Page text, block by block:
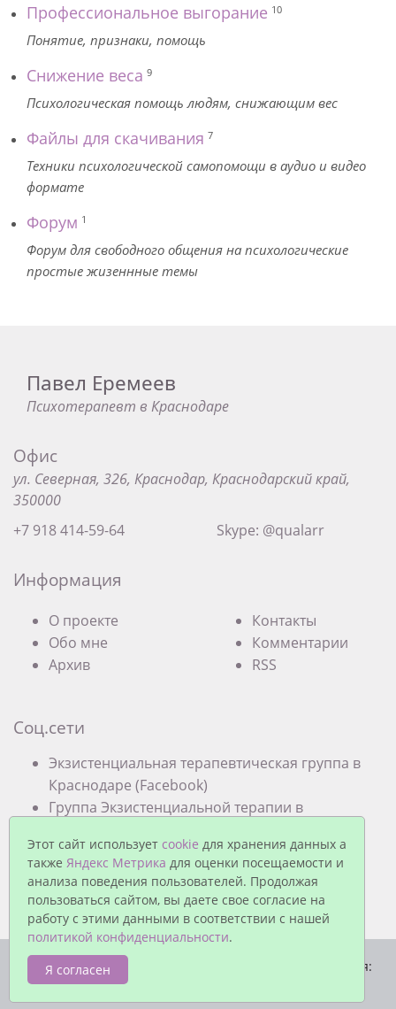
Профессиональное выгорание 10
Понятие, признаки, помощь
Снижение веса 9
Психологическая помощь людям, снижающим вес
Файлы для скачивания 7
Техники психологической самопомощи в аудио и видео
формате
Форум 1
Форум для свободного общения на психологические
простые жизеннные темы
Павел Еремеев
Психотерапевт в Краснодаре
Офис
ул. Северная, 326, Краснодар, Краснодарский край,
350000
+7 918 414-59-64
Skype: @qualarr
Информация
О проекте
Обо мне
Архив
Контакты
Комментарии
RSS
Соц.сети
Экзистенциальная терапевтическая группа в
Краснодаре (Facebook)
Группа Экзистенциальной терапии в
© Павел Еремеев, 2026. Работает на
| Время:
0.0230 | SQL: 3 | Память: 0.85MB
Этот сайт использует cookie для хранения данных а
также Яндекс Метрика для оценки посещаемости и
анализа поведения пользователей. Продолжая
пользоваться сайтом, вы даете свое согласие на
работу с этими данными в соответствии с нашей
политикой конфиденциальности.
Я согласен